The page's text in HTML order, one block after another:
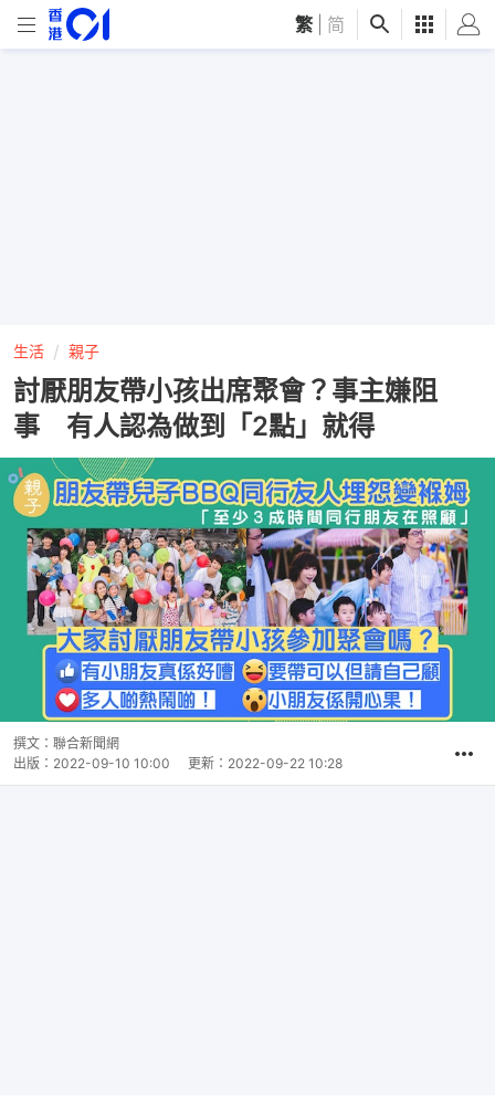
繁 简
生活 親子
討厭朋友帶小孩出席聚會？事主嫌阻
事 有人認為做到「2點」就得
撰文： 聯合新聞網
出版： 2022-09-10 10:00 更新： 2022-09-22 10:28